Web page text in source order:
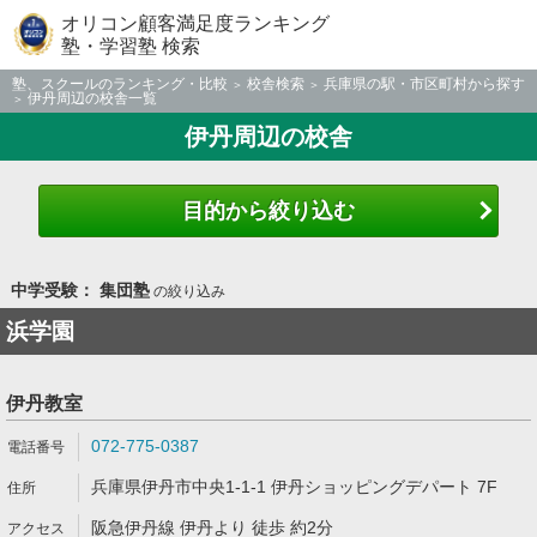
オリコン顧客満足度ランキング
塾・学習塾 検索
塾、スクールのランキング・比較 校舎検索
兵庫県の駅・市区町村から探す
伊丹周辺の校舎一覧
伊丹周辺の校舎
目的から絞り込む
中学受験： 集団塾の絞り込み
浜学園
伊丹教室
072-775-0387
兵庫県伊丹市中央1-1-1 伊丹ショッピングデパート 7F
阪急伊丹線 伊丹より 徒歩 約2分